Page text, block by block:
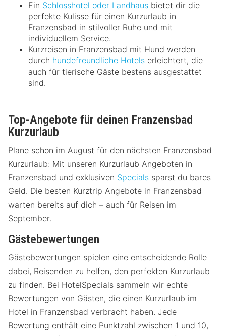
Ein Schlosshotel oder Landhaus bietet dir die
perfekte Kulisse für einen Kurzurlaub in
Franzensbad in stilvoller Ruhe und mit
individuellem Service.
Kurzreisen in Franzensbad mit Hund werden
durch hundefreundliche Hotels erleichtert, die
auch für tierische Gäste bestens ausgestattet
sind.
Top-Angebote für deinen Franzensbad
Kurzurlaub
Plane schon im August für den nächsten Franzensbad
Kurzurlaub: Mit unseren Kurzurlaub Angeboten in
Franzensbad und exklusiven Specials sparst du bares
Geld. Die besten Kurztrip Angebote in Franzensbad
warten bereits auf dich – auch für Reisen im
September.
Gästebewertungen
Gästebewertungen spielen eine entscheidende Rolle
dabei, Reisenden zu helfen, den perfekten Kurzurlaub
zu finden. Bei HotelSpecials sammeln wir echte
Bewertungen von Gästen, die einen Kurzurlaub im
Hotel in Franzensbad verbracht haben. Jede
Bewertung enthält eine Punktzahl zwischen 1 und 10,